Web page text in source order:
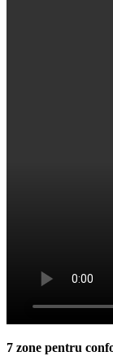
7 zone pentru